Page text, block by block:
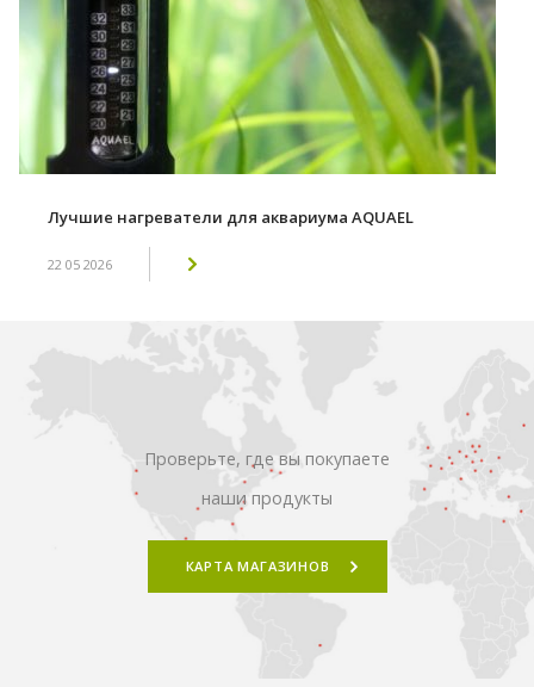
Лучшие нагреватели для аквариума AQUAEL
22 05 2026
Проверьте, где вы покупаете
наши продукты
КАРТА МАГАЗИНОВ